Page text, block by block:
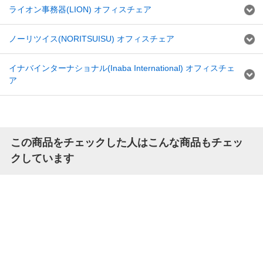
ライオン事務器(LION) オフィスチェア
ノーリツイス(NORITSUISU) オフィスチェア
イナバインターナショナル(Inaba International) オフィスチェ
ア
この商品をチェックした人はこんな商品もチェッ
クしています